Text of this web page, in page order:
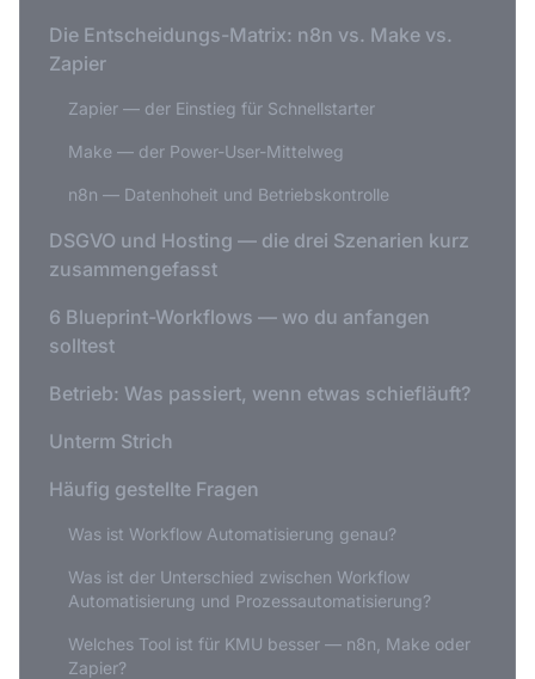
Die Entscheidungs-Matrix: n8n vs. Make vs.
Zapier
Zapier — der Einstieg für Schnellstarter
Make — der Power-User-Mittelweg
n8n — Datenhoheit und Betriebskontrolle
DSGVO und Hosting — die drei Szenarien kurz
zusammengefasst
6 Blueprint-Workflows — wo du anfangen
solltest
Betrieb: Was passiert, wenn etwas schiefläuft?
Unterm Strich
Häufig gestellte Fragen
Was ist Workflow Automatisierung genau?
Was ist der Unterschied zwischen Workflow
Automatisierung und Prozessautomatisierung?
Welches Tool ist für KMU besser — n8n, Make oder
Zapier?